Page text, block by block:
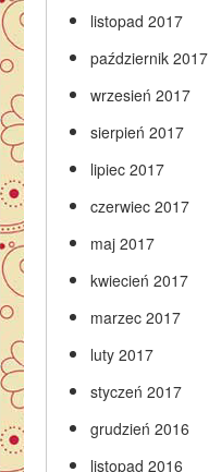
listopad 2017
październik 2017
wrzesień 2017
sierpień 2017
lipiec 2017
czerwiec 2017
maj 2017
kwiecień 2017
marzec 2017
luty 2017
styczeń 2017
grudzień 2016
listopad 2016